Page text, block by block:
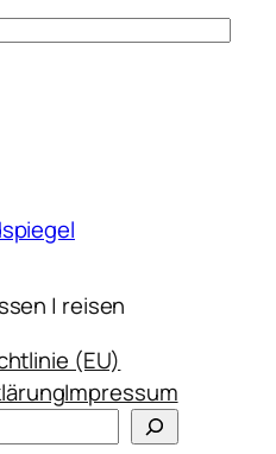
| reisen
(EU)
Impressum